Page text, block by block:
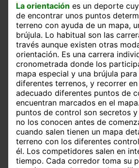
La orientación es un deporte
de encontrar unos puntos
terreno con ayuda de un mapa,
brújula. Lo habitual son las
través aunque existen otras
orientación. Es una carrera
cronometrada donde los
mapa especial y una brújula
diferentes terrenos, y recorrer
adecuado diferentes puntos de
encuentran marcados en el
puntos de control son secretos
no los conocen antes de
cuando salen tienen un mapa
terreno con los diferentes
él. Los competidores salen en
tiempo. Cada corredor toma su